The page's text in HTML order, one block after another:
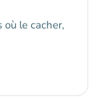
le cacher,